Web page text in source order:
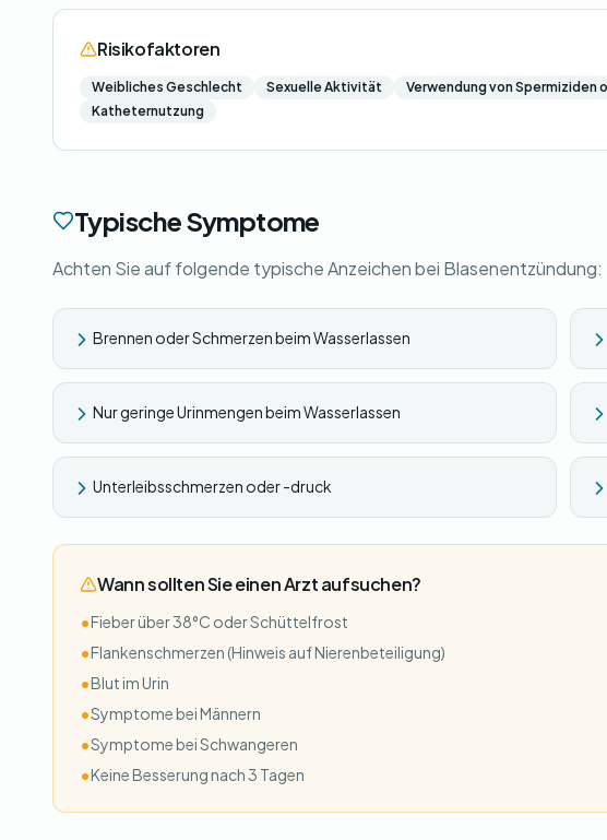
Risikofaktoren
Weibliches Geschlecht Sexuelle Aktivität Verwendung von Spermiziden
Katheternutzung
Typische Symptome
Achten Sie auf folgende typische Anzeichen bei Blasenentzündung:
Brennen oder Schmerzen beim Wasserlassen
Nur geringe Urinmengen beim Wasserlassen
Unterleibsschmerzen oder -druck
Wann sollten Sie einen Arzt aufsuchen?
•Fieber über 38°C oder Schüttelfrost
•Flankenschmerzen (Hinweis auf Nierenbeteiligung)
•Blut im Urin
•Symptome bei Männern
•Symptome bei Schwangeren
•Keine Besserung nach 3 Tagen